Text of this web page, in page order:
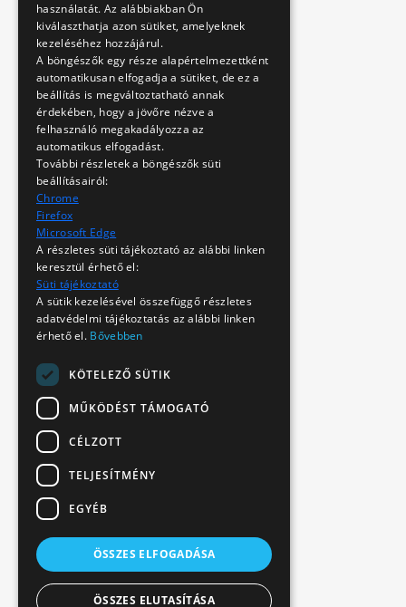
használatát. Az alábbiakban Ön
kiválaszthatja azon sütiket, amelyeknek
kezeléséhez hozzájárul.
A böngészők egy része alapértelmezettként
automatikusan elfogadja a sütiket, de ez a
beállítás is megváltoztatható annak
érdekében, hogy a jövőre nézve a
felhasználó megakadályozza az
automatikus elfogadást.
További részletek a böngészők süti
beállításairól:
Chrome
Firefox
Microsoft Edge
A részletes süti tájékoztató az alábbi linken
keresztül érhető el:
Süti tájékoztató
A sütik kezelésével összefüggő részletes
adatvédelmi tájékoztatás az alábbi linken
érhető el. Bővebben
KÖTELEZŐ SÜTIK
MŰKÖDÉST TÁMOGATÓ
CÉLZOTT
TELJESÍTMÉNY
EGYÉB
ÖSSZES ELFOGADÁSA
ÖSSZES ELUTASÍTÁSA